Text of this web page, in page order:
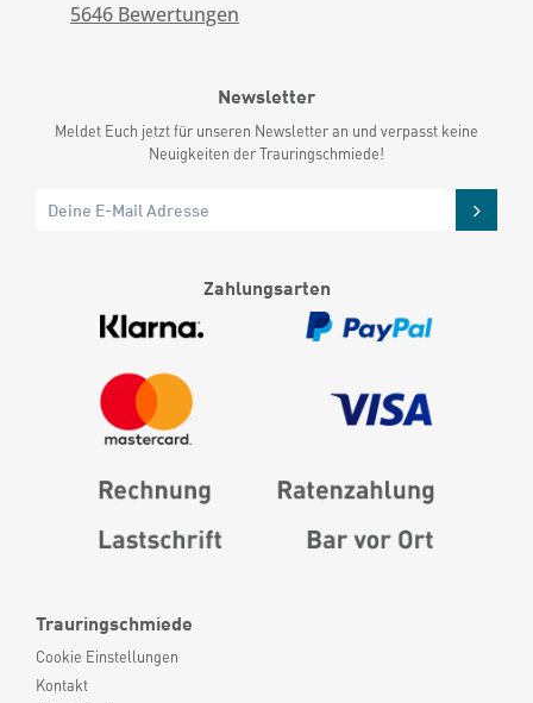
Trauringschmiede
Cookie Einstellungen
Kontakt
5646 Bewertungen
Newsletter
Meldet Euch jetzt für unseren Newsletter an und verpasst keine
Neuigkeiten der Trauringschmiede!
Zahlungsarten